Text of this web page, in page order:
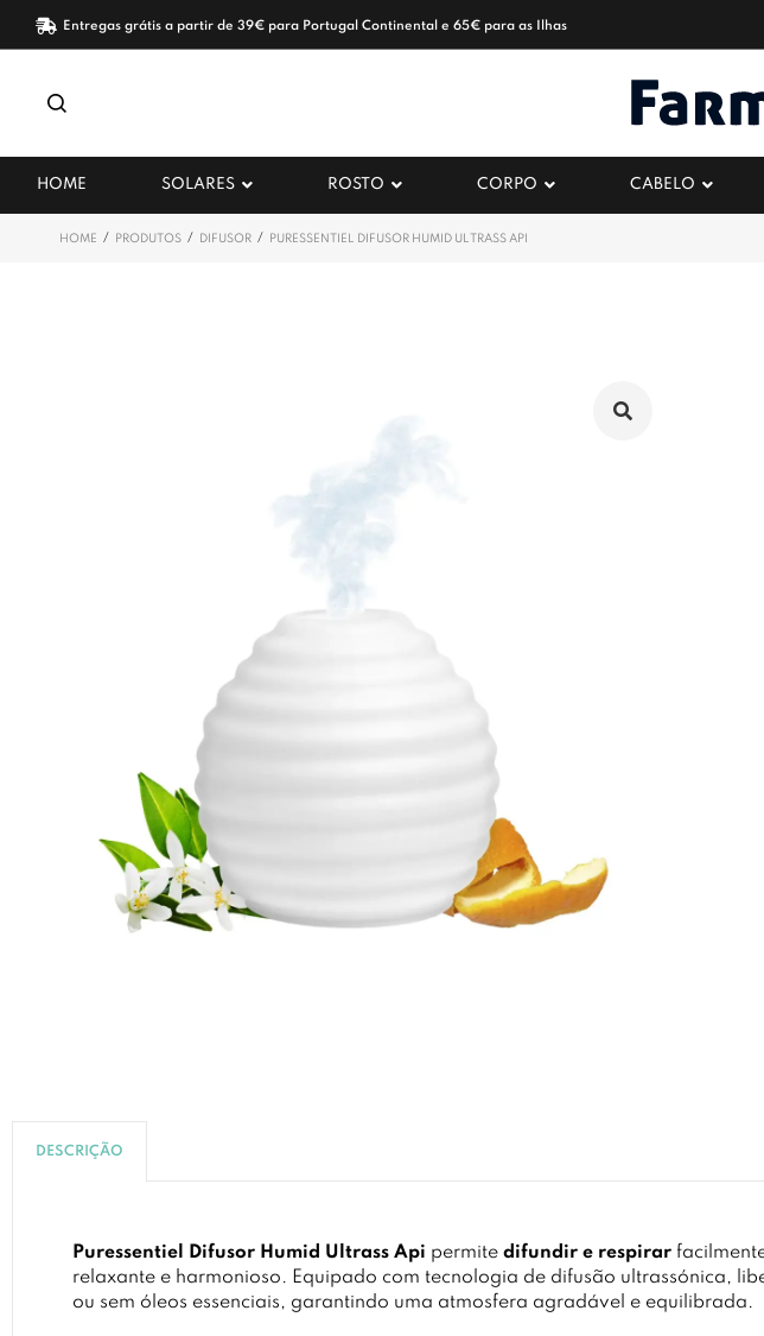
Entregas grátis a partir de 39€ para Portugal Continental e 65€ para as Ilhas
HOME SOLARES ROSTO CORPO CABELO
HOME / PRODUTOS / DIFUSOR / PURESSENTIEL DIFUSOR HUMID ULTRASS API
DESCRIÇÃO
Puressentiel Difusor Humid Ultrass Api permite difundir e respirar
relaxante e harmonioso. Equipado com tecnologia de difusão ultrassónica,
ou sem óleos essenciais, garantindo uma atmosfera agradável e equilibrada.